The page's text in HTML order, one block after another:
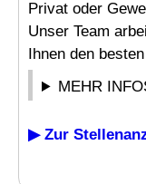
Privat oder
Unser Team
Ihnen den
MEHR
▶ Zur